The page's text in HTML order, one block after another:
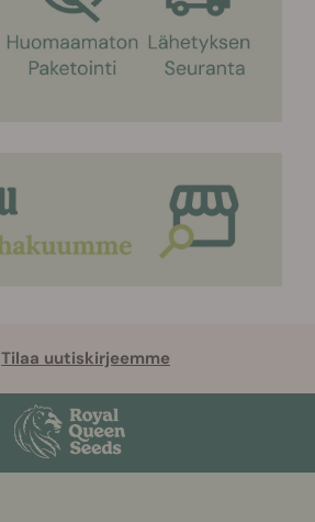
Tilaa uutiskirjeemme